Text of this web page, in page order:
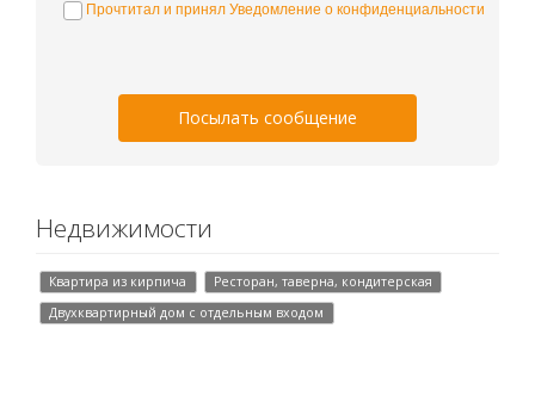
Прочтитал и принял Уведомление о конфиденциальности
Посылать сообщение
Недвижимости
Квартира из кирпича
Ресторан, таверна, кондитерская
Двухквартирный дом с отдельным входом